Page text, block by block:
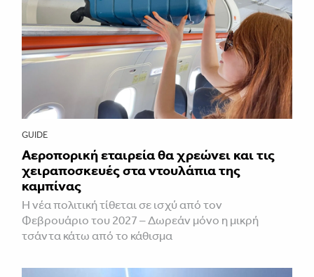
GUIDE
Αεροπορική εταιρεία θα χρεώνει και τις
χειραποσκευές στα ντουλάπια της
καμπίνας
Η νέα πολιτική τίθεται σε ισχύ από τον
Φεβρουάριο του 2027 – Δωρεάν μόνο η μικρή
τσάντα κάτω από το κάθισμα